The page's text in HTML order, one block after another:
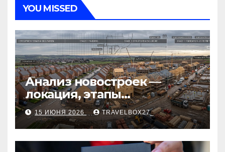
YOU MISSED
Анализ новостроек —
локация, этапы
строительства, проверка
застройщика, сценарии
оформления сделки и
рыночные ориентиры
15 ИЮНЯ 2026 TRAVELBOX27_